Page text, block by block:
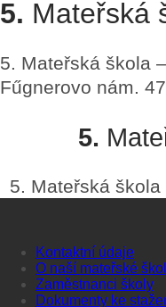
5. Mateřská
5. Mateřská škola –
Fűgnerovo nám. 47
5.
5. Mateřská
Kontaktní údaje
O naší mateřské
Zaměstnanci školy
Dokumenty ke